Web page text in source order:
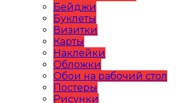
Бейджи
Буклеты
Визитки
Карты
Наклейки
Обложки
Обои на рабочий стол
Постеры
Рисунки